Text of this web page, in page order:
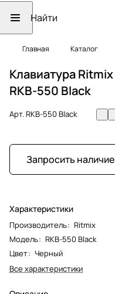
Главная Каталог
Клавиатура Ritmix
RKB-550 Black
Арт.RKB-550 Black
Запросить наличие
Характеристики
Производитель: Ritmix
Модель: RKB-550 Black
Цвет: Черный
Все характеристики